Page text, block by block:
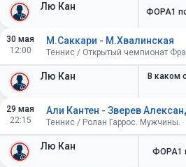
Лю Кан ФОРА1
30 мая
12:00
Лю Кан
М.Саккари - М.Хвалинская
В каком
29 мая
22:15
Лю Кан
Али Кантен - Зверев
Теннис / Ролан Гаррос. Мужчины.
ФОРА1